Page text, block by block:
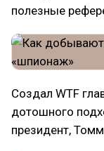
полезные
Создал WTF
дотошного
президент,